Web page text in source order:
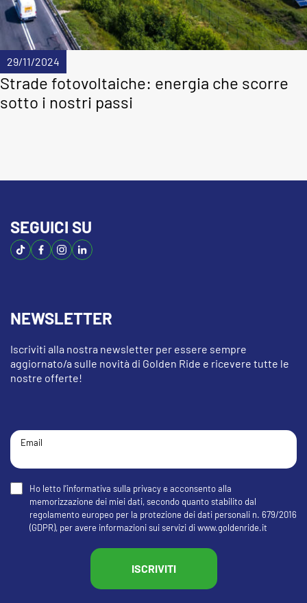
29/11/2024
Strade fotovoltaiche: energia che scorre
sotto i nostri passi
SEGUICI SU
NEWSLETTER
Iscriviti alla nostra newsletter per essere sempre
aggiornato/a sulle novità di Golden Ride e ricevere tutte le
nostre offerte!
Email
Ho letto l’informativa sulla privacy e acconsento alla
memorizzazione dei miei dati, secondo quanto stabilito dal
regolamento europeo per la protezione dei dati personali n. 679/2016
(GDPR), per avere informazioni sui servizi di www.goldenride.it